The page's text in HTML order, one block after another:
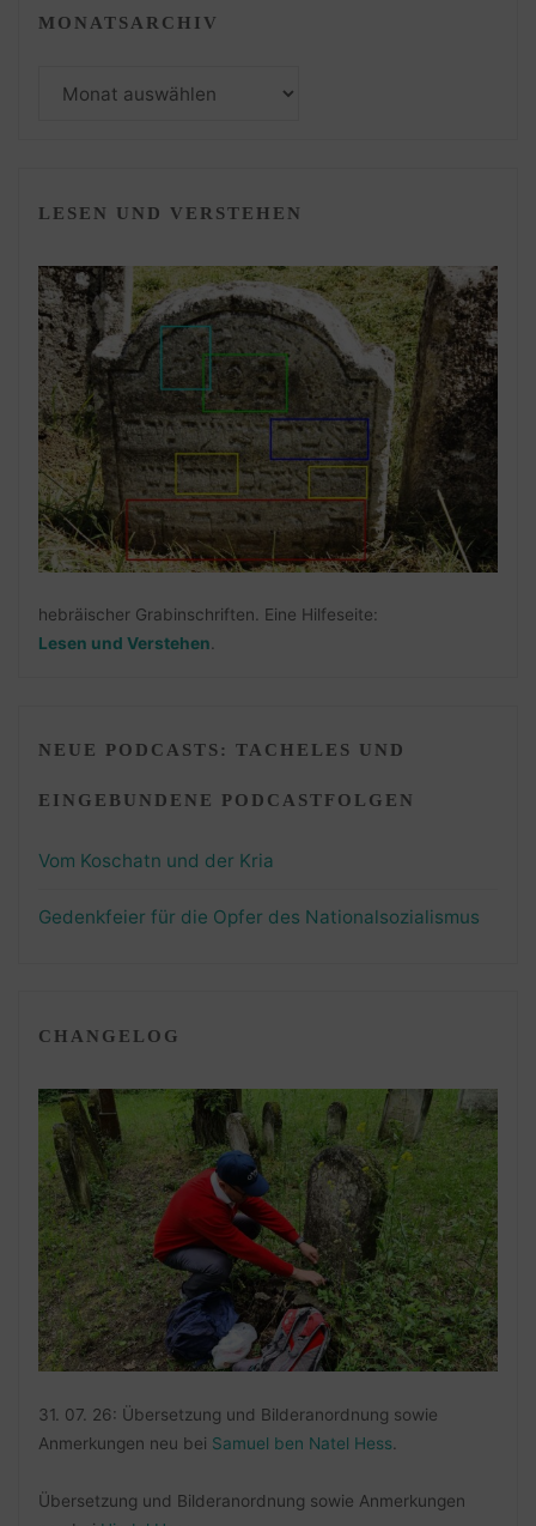
MONATSARCHIV
LESEN UND VERSTEHEN
hebräischer Grabinschriften. Eine Hilfeseite:
Lesen und Verstehen.
NEUE PODCASTS: TACHELES UND
EINGEBUNDENE PODCASTFOLGEN
Vom Koschatn und der Kria
Gedenkfeier für die Opfer des Nationalsozialismus
CHANGELOG
31. 07. 26: Übersetzung und Bilderanordnung sowie
Anmerkungen neu bei Samuel ben Natel Hess
Übersetzung und Bilderanordnung sowie Anmerkungen